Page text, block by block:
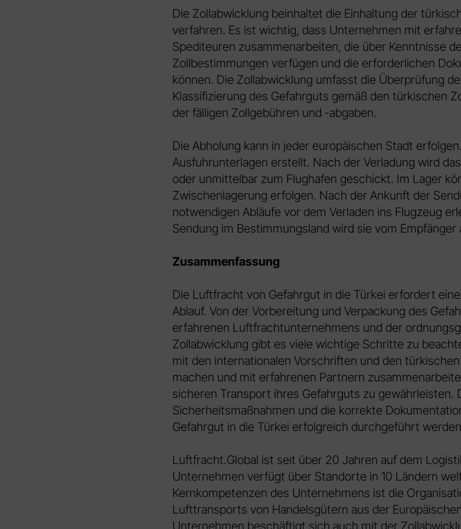
Die Zollabwicklung beinhaltet die Einhaltung der
verfahren. Es ist wichtig, dass Unternehmen mit
Spediteuren zusammenarbeiten, die über Kenntnisse
Zollbestimmungen verfügen und die erforderlichen
können. Die Zollabwicklung umfasst die Überprüfung
Klassifizierung des Gefahrguts gemäß den türkischen
der fälligen Zollgebühren und -abgaben.
Die Abholung kann in jeder europäischen Stadt
Ausfuhrunterlagen erstellt. Nach der Verladung wird
oder unmittelbar zum Flughafen geschickt. Im Lager
Zwischenlagerung erfolgen. Nach der Ankunft der
notwendigen Abläufe vor dem Verladen ins Flugzeug
Sendung im Bestimmungsland wird sie vom Empfänger
Zusammenfassung
Die Luftfracht von Gefahrgut in die Türkei erfordert
Ablauf. Von der Vorbereitung und Verpackung des
erfahrenen Luftfrachtunternehmens und der
Zollabwicklung gibt es viele wichtige Schritte zu
mit den internationalen Vorschriften und den
machen und mit erfahrenen Partnern
sicheren Transport ihres Gefahrguts zu gewährleisten.
Sicherheitsmaßnahmen und die korrekte
Gefahrgut in die Türkei erfolgreich durchgeführt
Luftfracht.Global ist seit über 20 Jahren auf dem
Unternehmen verfügt über Standorte in 10 Ländern
Kernkompetenzen des Unternehmens ist die
Lufttransports von Handelsgütern aus der
Unternehmen beschäftigt sich auch mit der